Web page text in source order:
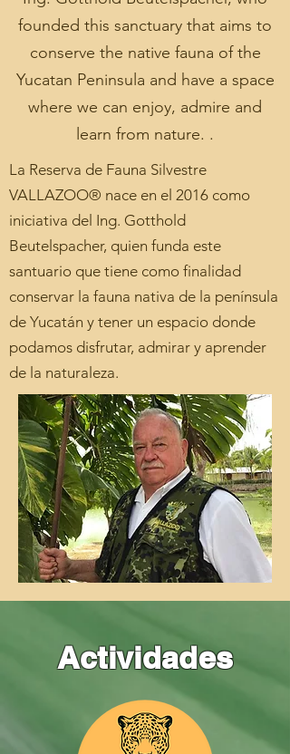
founded this sanctuary that aims to
conserve the native fauna of the
Yucatan Peninsula and have a space
where we can enjoy, admire and
learn from nature. .
La Reserva de Fauna Silvestre
VALLAZOO® nace en el 2016 como
iniciativa del Ing. Gotthold
Beutelspacher, quien funda este
santuario que tiene como finalidad
conservar la fauna nativa de la península
de Yucatán y tener un espacio donde
podamos disfrutar, admirar y aprender
de la naturaleza.
Actividades